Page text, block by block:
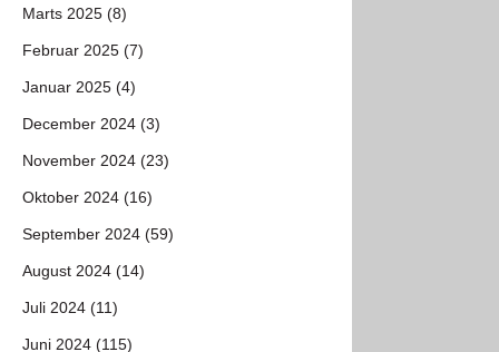
Marts 2025 (8)
Februar 2025 (7)
Januar 2025 (4)
December 2024 (3)
November 2024 (23)
Oktober 2024 (16)
September 2024 (59)
August 2024 (14)
Juli 2024 (11)
Juni 2024 (115)